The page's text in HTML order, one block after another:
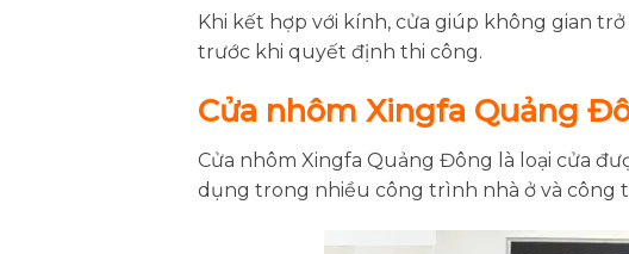
Khi kết hợp với kính, cửa giúp không gian
trước khi quyết định thi công.
Cửa nhôm Xingfa Quảng
Cửa nhôm Xingfa Quảng Đông là loại cửa
dụng trong nhiều công trình nhà ở và công